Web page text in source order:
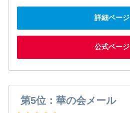
詳細ページ
公式ページ
第5位：華の会メール